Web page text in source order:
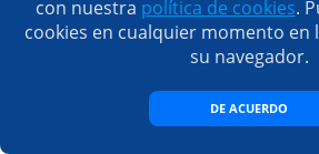
Evolución futura. Tanto VMware
están en continua evolución, con
tecnologías como NVMe over
redes definidas por software
mayor impacto en el rendimiento.
con nuestra política de cookies.
cookies en cualquier momento en
su navegador.
DE ACUERDO